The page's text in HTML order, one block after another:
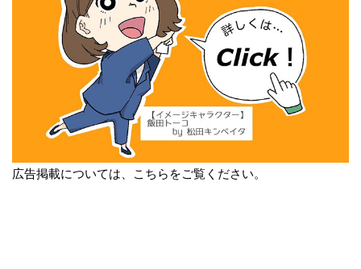
広告掲載については、こちらをご覧ください。